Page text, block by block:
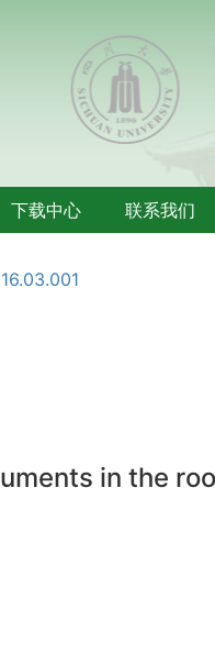
下载中心 联系我们
in the